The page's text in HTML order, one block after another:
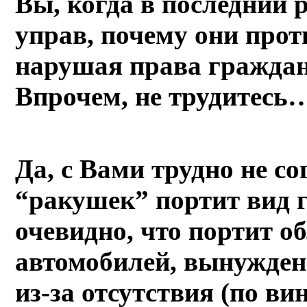
управ, почему они
нарушая права
Впрочем, не
Да, с Вами трудно не
“ракушек” портит вид
очевидно, что портит
автомобилей,
из-за отсутствия (по